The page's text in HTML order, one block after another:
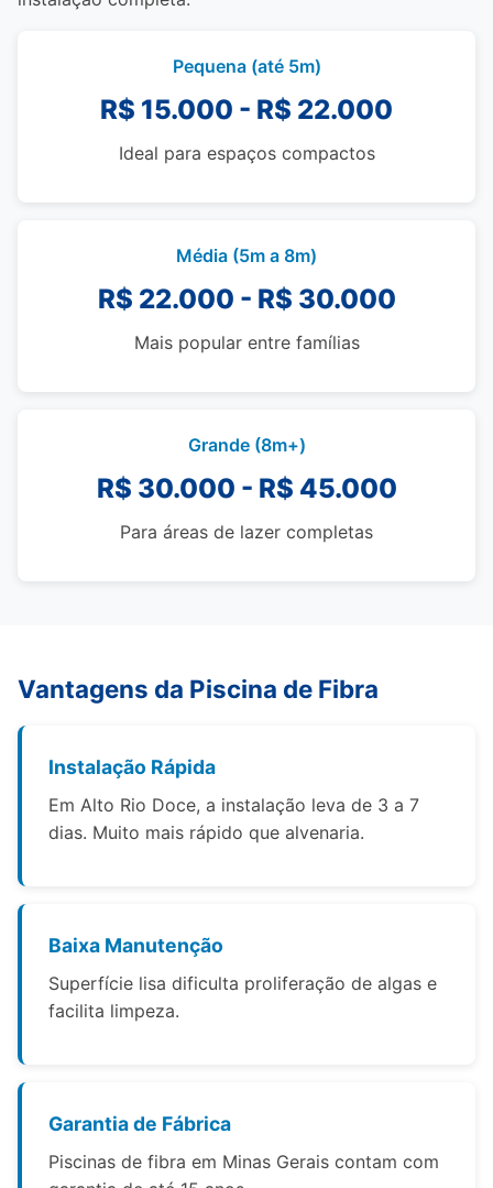
Pequena (até 5m)
R$ 15.000 - R$ 22.000
Ideal para espaços compactos
Média (5m a 8m)
R$ 22.000 - R$ 30.000
Mais popular entre famílias
Grande (8m+)
R$ 30.000 - R$ 45.000
Para áreas de lazer completas
Vantagens da Piscina de Fibra
Instalação Rápida
Em Alto Rio Doce, a instalação leva de 3 a 7
dias. Muito mais rápido que alvenaria.
Baixa Manutenção
Superfície lisa dificulta proliferação de algas e
facilita limpeza.
Garantia de Fábrica
Piscinas de fibra em Minas Gerais contam com